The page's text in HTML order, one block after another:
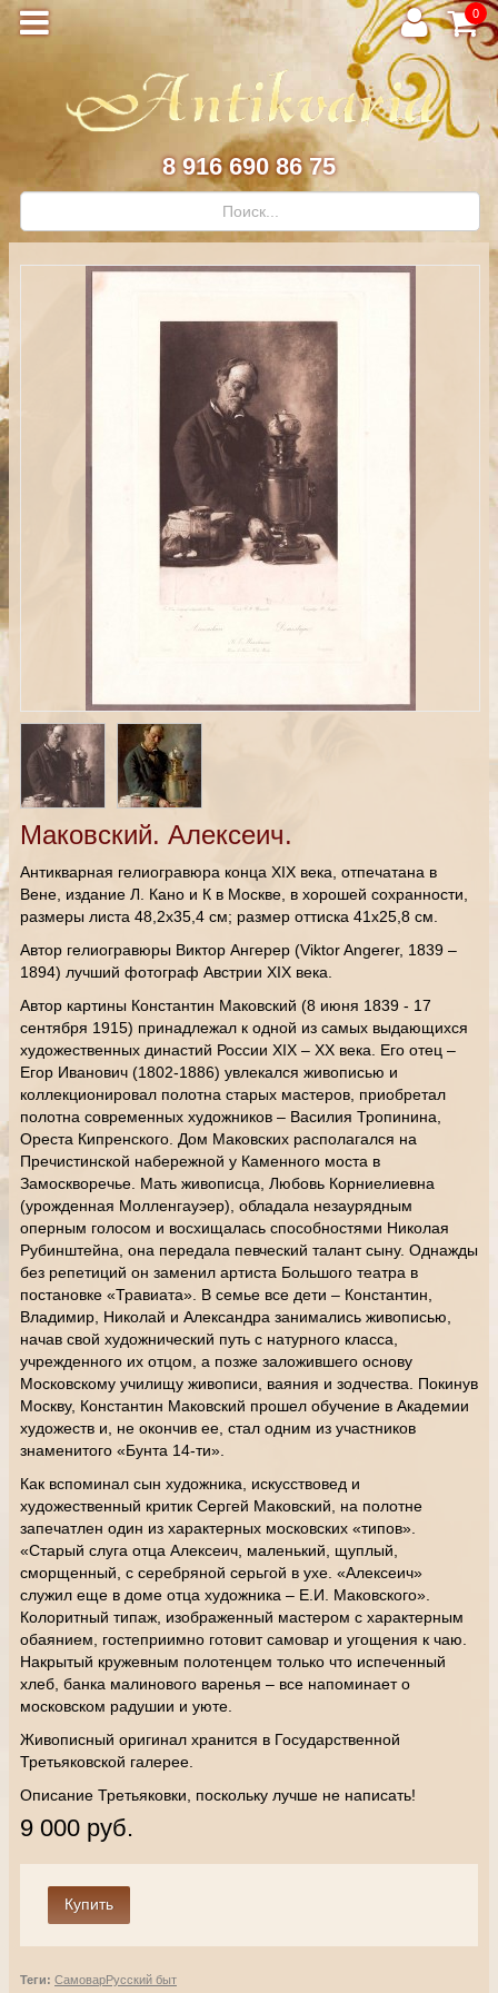
0
8 916 690 86 75
Маковский. Алексеич.
Антикварная гелиогравюра конца XIX века, отпечатана в
Вене, издание Л. Кано и К в Москве, в хорошей сохранности,
размеры листа 48,2х35,4 см; размер оттиска 41х25,8 см.
Автор гелиогравюры Виктор Ангерер (Viktor Angerer, 1839 –
1894) лучший фотограф Австрии XIX века.
Автор картины Константин Маковский (8 июня 1839 - 17
сентября 1915) принадлежал к одной из самых выдающихся
художественных династий России XIX – XX века. Его отец –
Егор Иванович (1802-1886) увлекался живописью и
коллекционировал полотна старых мастеров, приобретал
полотна современных художников – Василия Тропинина,
Ореста Кипренского. Дом Маковских располагался на
Пречистинской набережной у Каменного моста в
Замоскворечье. Мать живописца, Любовь Корниелиевна
(урожденная Молленгауэер), обладала незаурядным
оперным голосом и восхищалась способностями Николая
Рубинштейна, она передала певческий талант сыну. Однажды
без репетиций он заменил артиста Большого театра в
постановке «Травиата». В семье все дети – Константин,
Владимир, Николай и Александра занимались живописью,
начав свой художнический путь с натурного класса,
учрежденного их отцом, а позже заложившего основу
Московскому училищу живописи, ваяния и зодчества. Покинув
Москву, Константин Маковский прошел обучение в Академии
художеств и, не окончив ее, стал одним из участников
знаменитого «Бунта 14-ти».
Как вспоминал сын художника, искусствовед и
художественный критик Сергей Маковский, на полотне
запечатлен один из характерных московских «типов».
«Старый слуга отца Алексеич, маленький, щуплый,
сморщенный, с серебряной серьгой в ухе. «Алексеич»
служил еще в доме отца художника – Е.И. Маковского».
Колоритный типаж, изображенный мастером с характерным
обаянием, гостеприимно готовит самовар и угощения к чаю.
Накрытый кружевным полотенцем только что испеченный
хлеб, банка малинового варенья – все напоминает о
московском радушии и уюте.
Живописный оригинал хранится в Государственной
Третьяковской галерее.
Описание Третьяковки, поскольку лучше не написать!
9 000 руб.
Теги: СамоварРусский быт